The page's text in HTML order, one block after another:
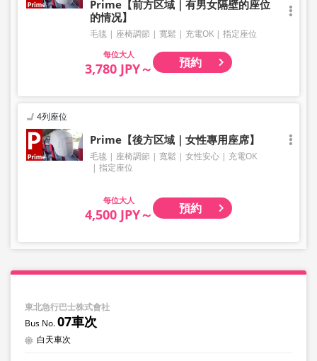
Prime【前方区域｜有男女隔壁的座位
的情况】
毛毯 座椅調節 寬鬆 充電OK 指定座位
大人
3,780 JPY～ 預約
4列座位
Prime【後方区域｜女性專用座席】
毛毯 座椅調節 寬鬆 女性安心
充電OK
指定座位
大人
4,500 JPY～ 預約
東北急行巴士株式會社
07車次
白天車次